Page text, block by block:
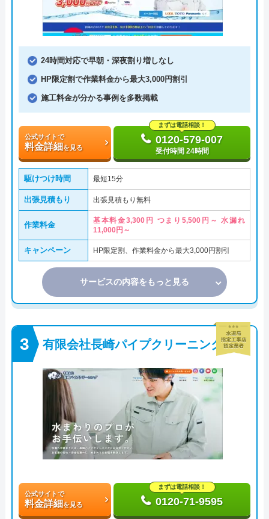
24時間対応で早朝・深夜割り増しなし
HP限定割で作業料金から最大3,000円割引
施工料金が分かる事例を多数掲載
公式サイトで
料金詳細を見る
まずは電話相談！
0120-579-007
受付時間 24時間
駆けつけ時間 最短15分
出張見積もり 出張見積もり無料
作業料金
基本料金3,300円 つまり5,500円～ 水漏れ
11,000円～
キャンペーン HP限定割、作業料金から最大3,000円割引
サービスの内容をもっと見る
有限会社長崎パイプクリーニング
公式サイトで
料金詳細を見る
まずは電話相談！
0120-71-9595